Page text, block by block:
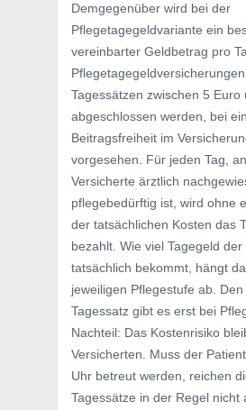
Demgegenüber wird bei der
Pflegetagegeldvariante ein
vereinbarter Geldbetrag pro
Tagessätzen zwischen 5 Euro
abgeschlossen werden, bei
Beitragsfreiheit im
vorgesehen. Für jeden Tag,
Versicherte ärztlich
pflegebedürftig ist, wird ohne
der tatsächlichen Kosten das
bezahlt. Wie viel Tagegeld der
tatsächlich bekommt, hängt
jeweiligen Pflegestufe ab. Den
Tagessatz gibt es erst bei
Nachteil: Das Kostenrisiko
Versicherten. Muss der
Uhr betreut werden, reichen
Tagessätze in der Regel nicht